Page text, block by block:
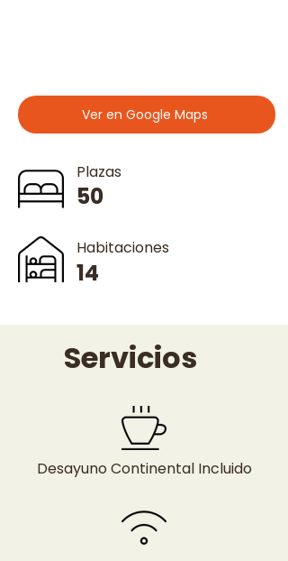
Ver en Google Maps
Plazas
50
Habitaciones
14
Servicios
Desayuno Continental Incluido